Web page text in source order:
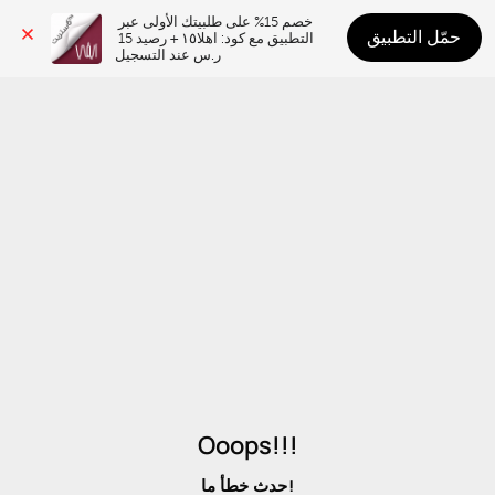
ر.س عند التسجيل
حمّل التطبيق
Ooops!!!
حدث خطأ ما!